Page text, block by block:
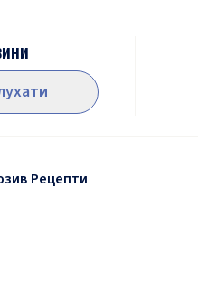
Рецепти